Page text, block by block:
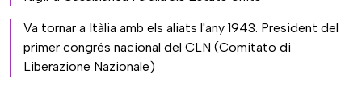
Va tornar a Itàlia amb els aliats l'any 1943. President del
primer congrés nacional del CLN (Comitato di
Liberazione Nazionale)